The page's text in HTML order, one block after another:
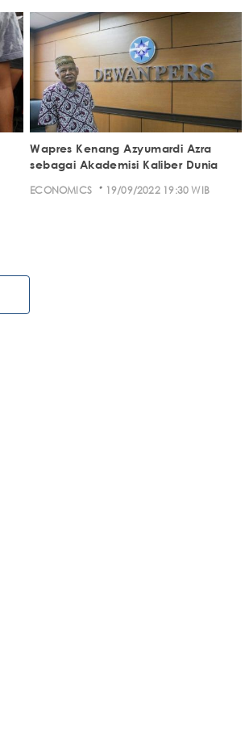
Wapres Kenang Azyumardi Azra
sebagai Akademisi Kaliber Dunia
ECONOMICS · 19/09/2022 19:30 WIB